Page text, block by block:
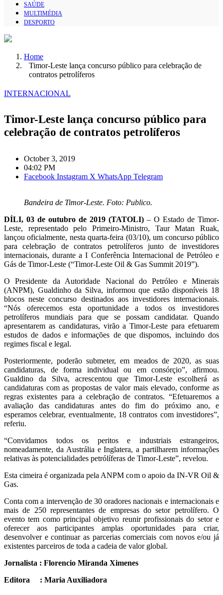
SAÚDE
MULTIMÉDIA
DESPORTO
Home
Timor-Leste lança concurso público para celebração de
contratos petrolíferos
INTERNACIONAL
Timor-Leste lança concurso público para
celebração de contratos petrolíferos
October 3, 2019
04:02 PM
Facebook Instagram X WhatsApp Telegram
Bandeira de Timor-Leste. Foto: Publico.
DÍLI, 03 de outubro de 2019 (TATOLI) – O Estado de Timor-
Leste, representado pelo Primeiro-Ministro, Taur Matan Ruak,
lançou oficialmente, nesta quarta-feira (03/10), um concurso público
para celebração de contratos petrolíferos junto de investidores
internacionais, durante a I Conferência Internacional de Petróleo e
Gás de Timor-Leste (“Timor-Leste Oil & Gas Summit 2019”).
O Presidente da Autoridade Nacional do Petróleo e Minerais
(ANPM), Gualdinho da Silva, informou que estão disponíveis 18
blocos neste concurso destinados aos investidores internacionais.
“Nós oferecemos esta oportunidade a todos os investidores
petrolíferos mundiais para que se possam candidatar. Quando
apresentarem as candidaturas, virão a Timor-Leste para efetuarem
estudos de dados e informações de que dispomos, incluindo dos
regimes fiscal e legal.
Posteriormente, poderão submeter, em meados de 2020, as suas
candidaturas, de forma individual ou em consórçio”, afirmou.
Gualdino da Silva, acrescentou que Timor-Leste escolherá as
candidaturas com as propostas de valor mais elevado, conforme as
regras existentes para a celebração de contratos. “Efetuaremos a
avaliação das candidaturas antes do fim do próximo ano, e
esperamos celebrar, eventualmente, 18 contratos com investidores”,
referiu.
“Convidamos todos os peritos e industriais estrangeiros,
nomeadamente, da Austrália e Inglatera, a partilharem informações
relativas às potencialidades petrólíferas de Timor-Leste”, revelou.
Esta cimeira é organizada pela ANPM com o apoio da IN-VR Oil &
Gas.
Conta com a intervenção de 30 oradores nacionais e internacionais e
mais de 250 representantes de empresas do setor petrolífero. O
evento tem como principal objetivo reunir profissionais do setor e
oferecer aos participantes amplas oportunidades para criar,
desenvolver e continuar as parcerias comerciais com novos e/ou já
existentes parceiros de toda a cadeia de valor global.
Jornalista : Florencio Miranda Ximenes
Editora : Maria Auxiliadora